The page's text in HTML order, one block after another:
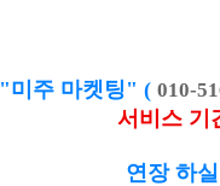
"미주 마켓팅" ( 010-
서비스 기
연장 하